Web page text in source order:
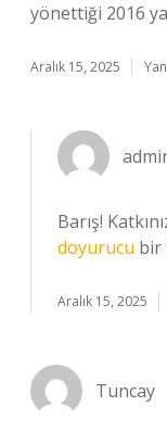
yönettiği 2016
Aralık 15, 2025
Barış!
doyurucu bir
Aralık 15, 2025
Tuncay